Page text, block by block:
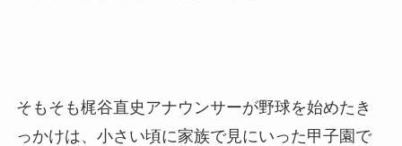
そもそも梶谷直史アナウンサーが野球を始めたき
っかけは、小さい頃に家族で見にいった甲子園で